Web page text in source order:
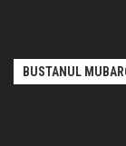
BUSTANUL